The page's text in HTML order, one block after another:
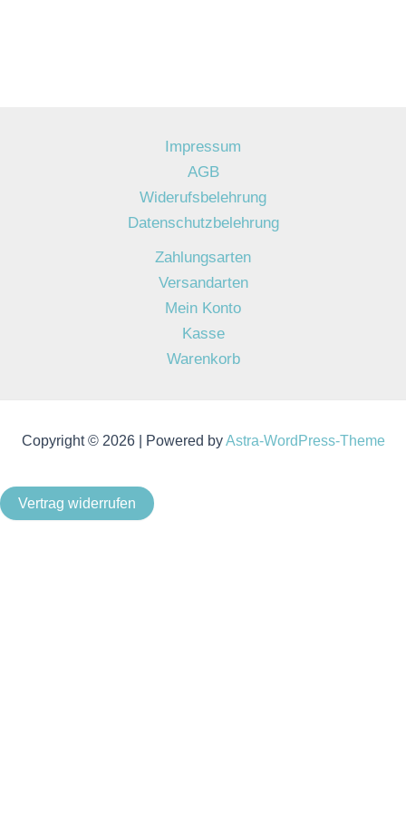
Impressum
AGB
Widerufsbelehrung
Datenschutzbelehrung
Zahlungsarten
Versandarten
Mein Konto
Kasse
Warenkorb
Copyright © 2026 | Powered byAstra-WordPress-Theme
Vertrag widerrufen